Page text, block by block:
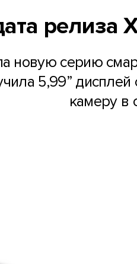
релиза
новую серию
5,99”
камеру в